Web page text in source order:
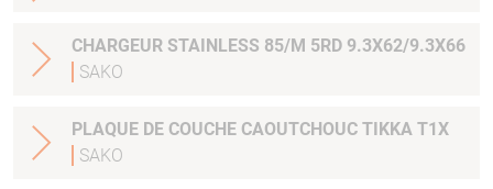
CHARGEUR STAINLESS 85/M 5RD 9.3X62/9.3X66
SAKO
PLAQUE DE COUCHE CAOUTCHOUC TIKKA T1X
SAKO